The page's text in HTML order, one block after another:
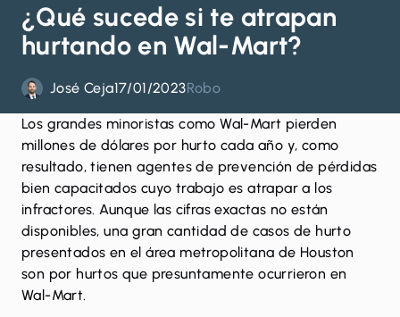
¿Qué sucede si te atrapan
hurtando en Wal-Mart?
José Ceja17/01/2023Robo
Los grandes minoristas como Wal-Mart pierden
millones de dólares por hurto cada año y, como
resultado, tienen agentes de prevención de pérdidas
bien capacitados cuyo trabajo es atrapar a los
infractores. Aunque las cifras exactas no están
disponibles, una gran cantidad de casos de hurto
presentados en el área metropolitana de Houston
son por hurtos que presuntamente ocurrieron en
Wal-Mart.